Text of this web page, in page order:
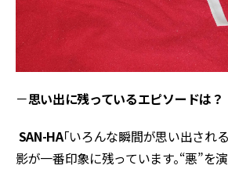
－思い出に残っているエピソードは？
SAN-HA「いろんな瞬間が思い出され
影が一番印象に残っています。“悪”を